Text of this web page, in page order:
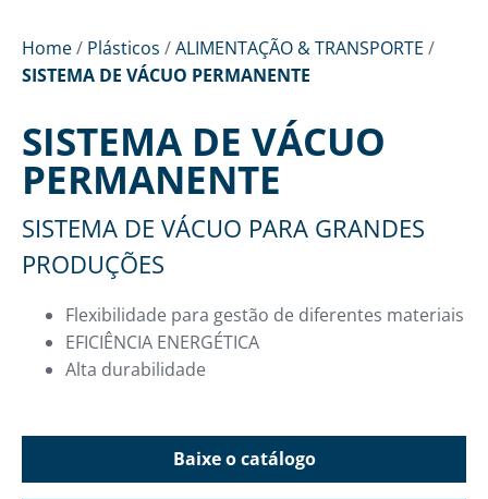
Home/ Plásticos /ALIMENTAÇÃO & TRANSPORTE /
SISTEMA DE VÁCUO PERMANENTE
SISTEMA DE VÁCUO
PERMANENTE
SISTEMA DE VÁCUO PARA GRANDES
PRODUÇÕES
Flexibilidade para gestão de diferentes materiais
EFICIÊNCIA ENERGÉTICA
Alta durabilidade
Baixe o catálogo